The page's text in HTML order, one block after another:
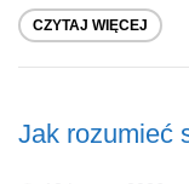
CZYTAJ WIĘCEJ
Jak rozumieć